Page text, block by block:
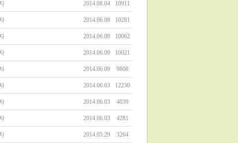
2014.08.04 10911
2014.06.09 10281
2014.06.09 10062
2014.06.09 10021
2014.06.09 9808
2014.06.03 12230
2014.06.03 4039
2014.06.03 4281
2014.05.29 3264